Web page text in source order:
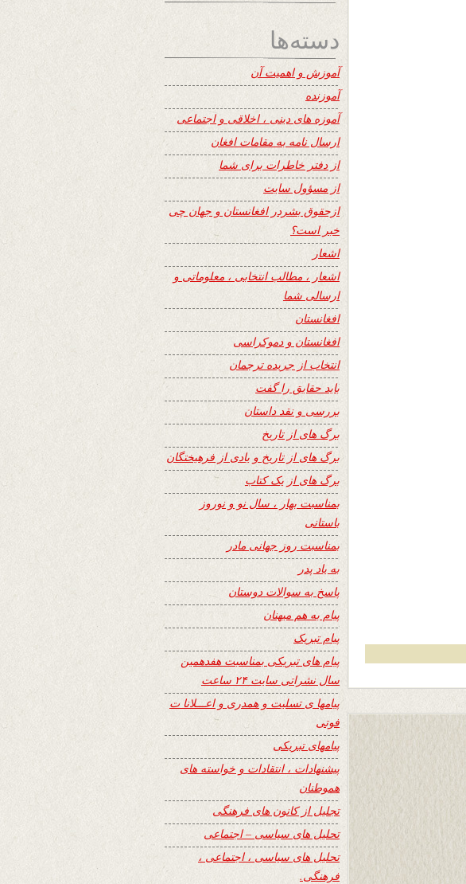
دسته‌ها
آموزش و اهمیت آن
آموزنده
آموزه های دینی ، اخلاقی و اجتماعی
ارسال نامه به مقامات افغان
از دفتر خاطرات برای شما
از مسؤول سایت
ازحقوق بشردر افغانستان و جهان چی
خبر است؟
اشعار
اشعار ، مطالب انتخابی ، معلوماتی و
ارسالی شما
افغانستان
افغانستان و دموکراسی
انتخاب از جریده ترجمان
باید حقایق را گفت
بررسی و نقد داستان
برگ های از تاریخ
برگ های از تاریخ و یادی از فرهیختگان
برگ های از یک کتاب
بمناسبت بهار ، سال نو و نوروز
باستانی
بمناسبت روز جهانی مادر
به یاد پدر
پاسخ به سوالات دوستان
پیام به هم میهنان
پیام تبریک
پیام های تبریکی بمناسبت هفدهمین
سال نشراتی سایت ۲۴ ساعت
پیامها ی تسلیت و همدری و اعـــلانا ت
فوتی
پیامهای تبریکی
پیشنهادات ، انتقادات و خواسته های
هموطنان
تجلیل از کانون های فرهنگی
تحلیل های سیاسی – اجتماعی
تحلیل های سیاسی ، اجتماعی ،
فرهنگی.